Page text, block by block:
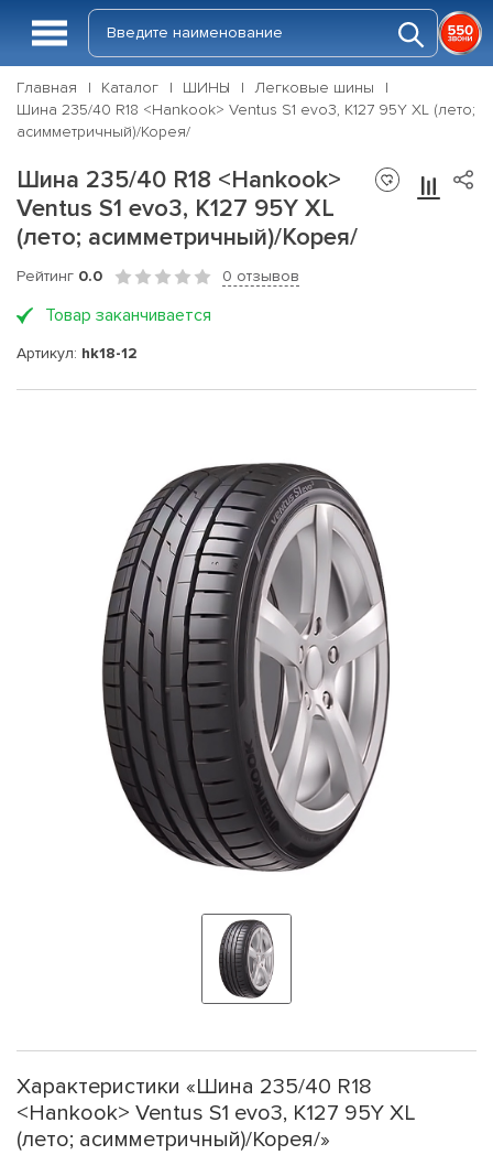
Главная Каталог ШИНЫ
Легковые шины
Шина 235/40 R18 <Hankook> Ventus S1 evo3, K127 95Y XL (лето;
асимметричный)/Корея/
Шина 235/40 R18 <Hankook>
Ventus S1 evo3, K127 95Y XL
(лето; асимметричный)/Корея/
Рейтинг 0.0 0 отзывов
Товар заканчивается
Артикул: hk18-12
Характеристики «Шина 235/40 R18
<Hankook> Ventus S1 evo3, K127 95Y XL
(лето; асимметричный)/Корея/»